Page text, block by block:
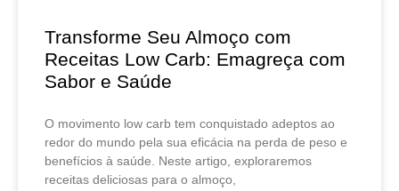
Transforme Seu Almoço com
Receitas Low Carb: Emagreça com
Sabor e Saúde
O movimento low carb tem conquistado adeptos ao
redor do mundo pela sua eficácia na perda de peso e
benefícios à saúde. Neste artigo, exploraremos
receitas deliciosas para o almoço,